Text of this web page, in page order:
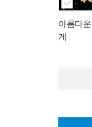
아름다
게